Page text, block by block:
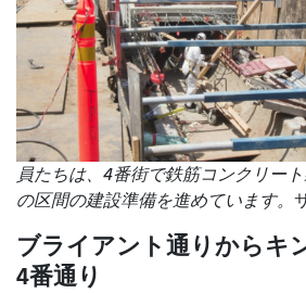
員たちは、4番街で鉄筋コンクリー
の区間の建設準備を進めています。
ブライアント通りからキ
4番通り